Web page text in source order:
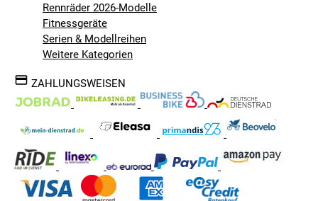
Rennräder 2026-Modelle
Fitnessgeräte
Serien & Modellreihen
Weitere Kategorien
ZAHLUNGSWEISEN